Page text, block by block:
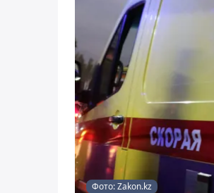
Фото: Zakon.kz